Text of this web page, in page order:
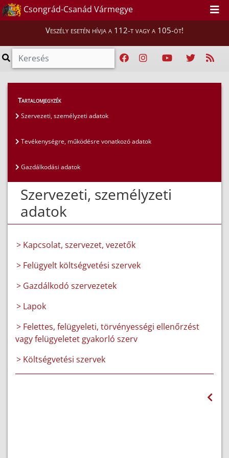
Csongrád-Csanád Vármegye
Veszély esetén hívja a 112-t vagy a 105-öt!
Közérdekű adatok
Szervezeti, személyzeti adatok
Tartalomjegyzék
Szervezeti, személyzeti adatok
Tevékenységre, működésre vonatkozó adatok
Gazdálkodási adatok
Szervezeti, személyzeti
adatok
> Kapcsolat, szervezet, vezetők
> Felügyelt költségvetési szervek
> Gazdálkodó szervezetek
> Lapok
> Felettes, felügyeleti, törvényességi ellenőrzést
vagy felügyeletet gyakorló szerv
> Költségvetési szervek